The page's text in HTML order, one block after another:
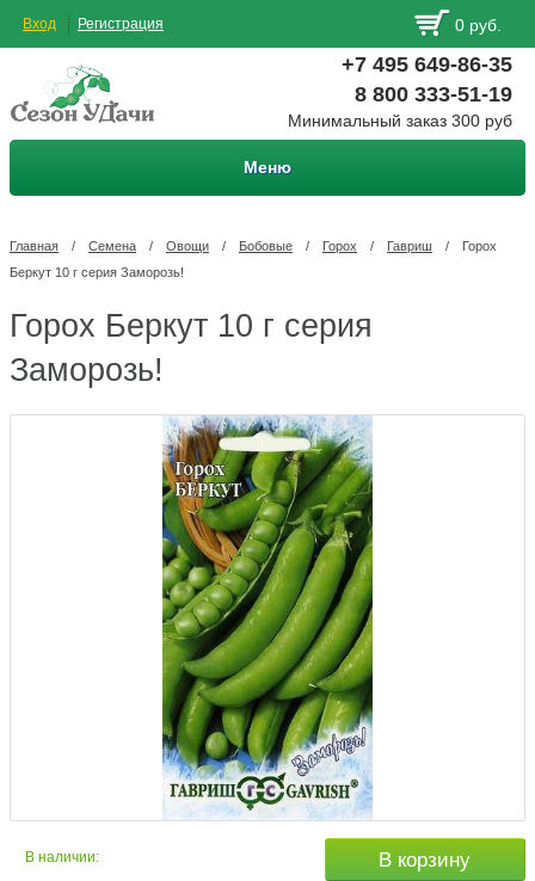
Вход Регистрация 0 руб.
+7 495 649-86-35
8 800 333-51-19
Минимальный заказ 300 руб
Меню
Главная / Семена / Овощи / Бобовые / Горох / Гавриш /
Горох
Беркут 10 г серия Заморозь!
Горох Беркут 10 г серия
Заморозь!
В наличии: В корзину